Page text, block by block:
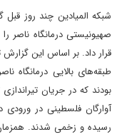
شبکه المیادین چند روز
صهیونیستی درمانگاه
قرار داد. بر اساس این
طبقه‌های بالایی درمانگاه
بودند که در جریان
آوارگان فلسطینی در
رسیده و زخمی شدند.